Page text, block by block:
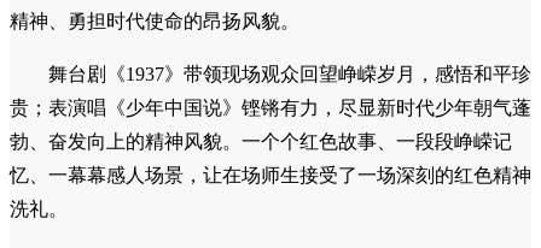
精神、勇担时代使命的昂扬风貌。
舞台剧《1937》带领现场观众回望峥嵘岁月，感悟和平珍
贵；表演唱《少年中国说》铿锵有力，尽显新时代少年朝气蓬
勃、奋发向上的精神风貌。一个个红色故事、一段段峥嵘记
忆、一幕幕感人场景，让在场师生接受了一场深刻的红色精神
洗礼。